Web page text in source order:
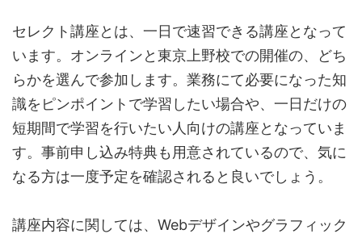
セレクト講座とは、一日で速習できる講座となって
います。オンラインと東京上野校での開催の、どち
らかを選んで参加します。業務にて必要になった知
識をピンポイントで学習したい場合や、一日だけの
短期間で学習を行いたい人向けの講座となっていま
す。事前申し込み特典も用意されているので、気に
なる方は一度予定を確認されると良いでしょう。
講座内容に関しては、Webデザインやグラフィック